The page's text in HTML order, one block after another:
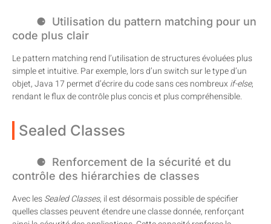
Utilisation du pattern matching pour un
code plus clair
Le pattern matching rend l’utilisation de structures évoluées plus
simple et intuitive. Par exemple, lors d’un switch sur le type d’un
objet, Java 17 permet d’écrire du code sans ces nombreuxif-else,
rendant le flux de contrôle plus concis et plus compréhensible.
Sealed Classes
Renforcement de la sécurité et du
contrôle des hiérarchies de classes
Avec lesSealed Classes, il est désormais possible de spécifier
quelles classes peuvent étendre une classe donnée, renforçant